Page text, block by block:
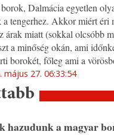
Dalmácia egyetlen
tengerhez. Akkor miért éri
árak miatt (sokkal olcsóbb
a minőség okán, ami
borokét, főleg ami a
május 27. 06:33:54
hazudunk a magyar